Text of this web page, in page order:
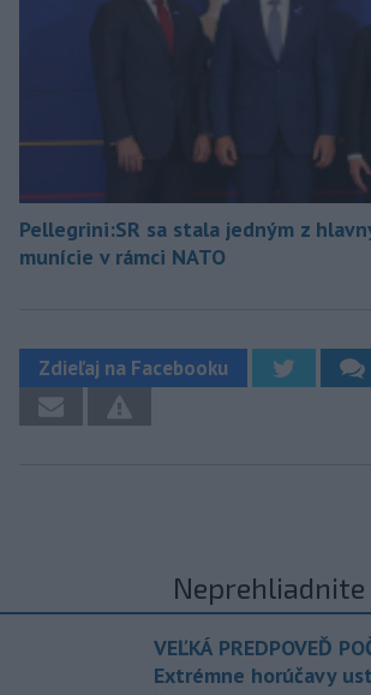
Pellegrini:SR sa stala jedným z
munície v rámci NATO
Zdieľaj na Facebooku
Neprehliadnite
VEĽKÁ PREDPOVEĎ
Extrémne horúčavy